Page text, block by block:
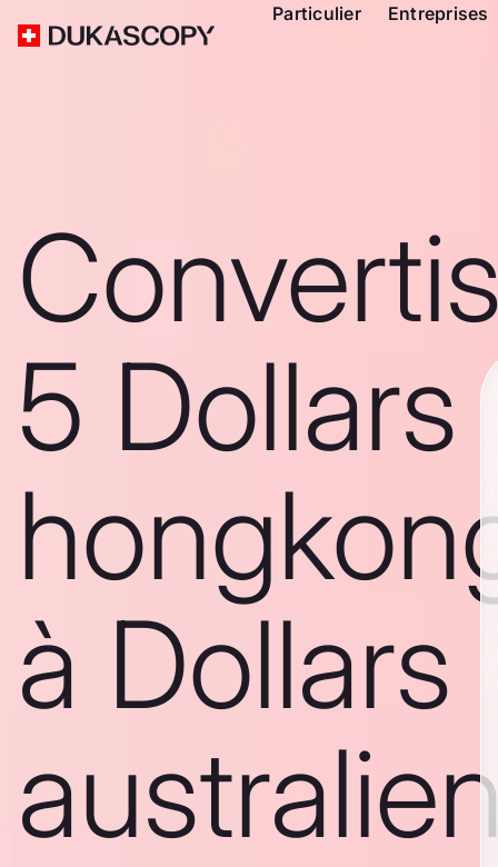
Particulier Entreprises
5 Dollars
à Dollars